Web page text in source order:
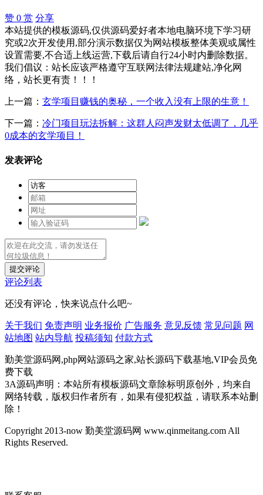
赞 0 赏 分享
本站提供的模板源码,仅供源码爱好者本地电脑环境下学习研
究或2次开发使用,部分演示数据仅为网站模板整体美观或属性
设置需要,不合适上线运营,下载后请自行24小时内删除数据。
我们倡议：站长应该严格遵守互联网法律法规建站,净化网
络，站长更有责！！！
上一篇： 玄学项目赚钱的奥秘，一个收入没有上限的生意！
下一篇： 冷门项目玩法拆解：这群人闷声发财太低调了，几乎
0成本的玄学项目！
发表评论
提交评论
评论列表
还没有评论，快来说点什么吧~
关于我们 免责声明 业务报价 广告服务 意见反馈 常见问题 网
站地图 站内导航 投稿须知 付款方式
勤美堂源码网,php网站源码之家,站长源码下载基地,VIP会员免
费下载
3A源码声明：本站所有模板源码文章除标明原创外，均来自
网络转载，版权归作者所有，如果有侵犯权益，请联系本站删
除！
Copyright 2013-now 勤美堂源码网 www.qinmeitang.com All
Rights Reserved.